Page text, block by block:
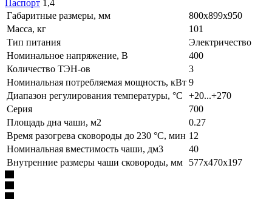
Паспорт 1,4
Габаритные размеры, мм
800х899х950
Масса, кг
101
Тип питания
Электричество
Номинальное напряжение, В
400
Количество ТЭН-ов
3
Номинальная потребляемая мощность, кВт 9
Диапазон регулирования температуры, °С
+20...+270
Серия
700
Площадь дна чаши, м2
0.27
Время разогрева сковороды до 230 °C, мин 12
Номинальная вместимость чаши, дм3
40
Внутренние размеры чаши сковороды, мм
577х470х197